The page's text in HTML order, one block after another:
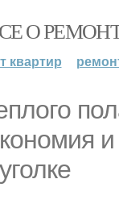
О
квартир